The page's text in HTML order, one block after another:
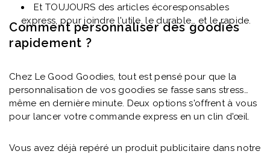
Et TOUJOURS des articles écoresponsables
express, pour joindre l'utile, le durable… et le rapide.
Comment personnaliser des goodies
rapidement ?
Chez Le Good Goodies, tout est pensé pour que la
personnalisation de vos goodies se fasse sans stress…
même en dernière minute. Deux options s'offrent à vous
pour lancer votre commande express en un clin d'œil.
Vous avez déjà repéré un produit publicitaire dans notre